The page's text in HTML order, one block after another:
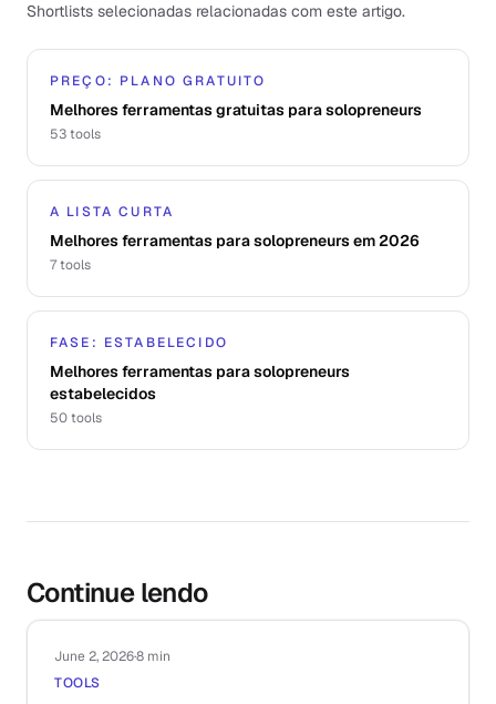
Shortlists selecionadas relacionadas com este artigo.
PREÇO: PLANO GRATUITO
Melhores ferramentas gratuitas para solopreneurs
53tools
A LISTA CURTA
Melhores ferramentas para solopreneurs em 2026
7tools
FASE: ESTABELECIDO
Melhores ferramentas para solopreneurs
estabelecidos
50tools
Continue lendo
June 2, 2026·8 min
TOOLS